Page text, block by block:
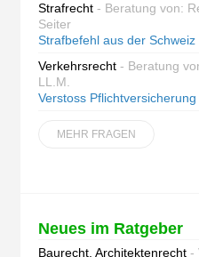
Strafrecht - Beratung von:
Seiter
Strafbefehl aus der Schweiz
Verkehrsrecht - Beratung
LL.M.
Verstoss Pflichtversicherung
MEHR FRAGEN
Neues im Ratgeber
Baurecht, Architektenrecht -